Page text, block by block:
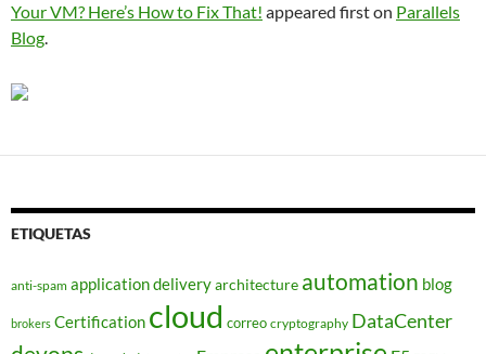
Your VM? Here’s How to Fix That! appeared first on Parallels
Blog.
ETIQUETAS
anti-spam application deliveryarchitecture automation blog
brokers Certification cloud correo cryptography DataCenter